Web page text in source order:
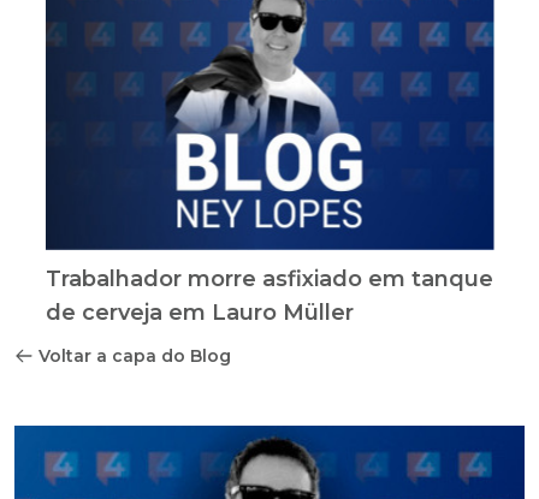
Trabalhador morre asfixiado em tanque
de cerveja em Lauro Müller
Voltar a capa do Blog